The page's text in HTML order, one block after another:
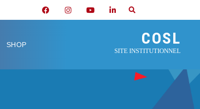
SHOP COSL
SITE INSTITUTIONNEL